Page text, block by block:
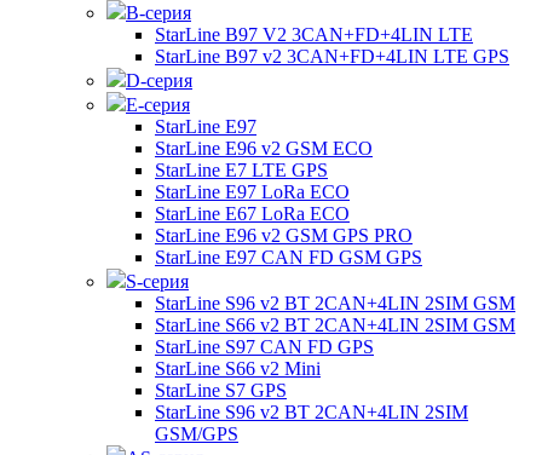
B-серия
StarLine B97 V2 3CAN+FD+4LIN LTE
StarLine B97 v2 3CAN+FD+4LIN LTE GPS
D-серия
E-серия
StarLine E97
StarLine E96 v2 GSM ECO
StarLine E7 LTE GPS
StarLine E97 LoRa ECO
StarLine E67 LoRa ECO
StarLine E96 v2 GSM GPS PRO
StarLine E97 CAN FD GSM GPS
S-серия
StarLine S96 v2 BT 2CAN+4LIN 2SIM GSM
StarLine S66 v2 BT 2CAN+4LIN 2SIM GSM
StarLine S97 CAN FD GPS
StarLine S66 v2 Mini
StarLine S7 GPS
StarLine S96 v2 BT 2CAN+4LIN 2SIM
GSM/GPS